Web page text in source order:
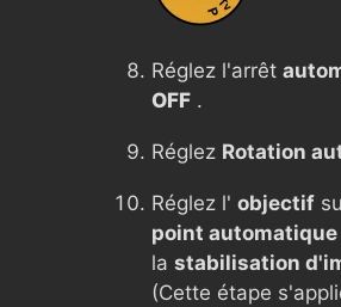
Réglez l'arrêt
OFF .
Réglez Rotation
Réglez l' objectif
point automatique
la stabilisation
(Cette étape